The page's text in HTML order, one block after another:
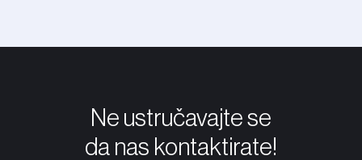
Ne ustručavajte se
da nas kontaktirate!